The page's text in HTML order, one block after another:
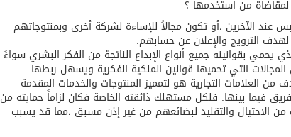
لمقاضاة من استخدمها ؟
عند الآخرين ،أو تكون مجالاً للإساءة لشركة أخرى وبمنتوجاتهم
الترويج والإعلان عن حسابهم.
يحمي بقوانينه جميع أنواع الإبداع الناتجة من الفكر البشري سواءً
التي تحميها قوانين الملكية الفكرية ويسهل ربطها
من العلامات التجارية هو لتمميز المنتوجات والخدمات المقدمة
فيما بينها. فلكل مستهلك ذائقته الخاصة فكان لزاماً حمايته من
الاحتيال والتقليد لبضائعهم من غير إذن مسبق ،مما قد يسبب